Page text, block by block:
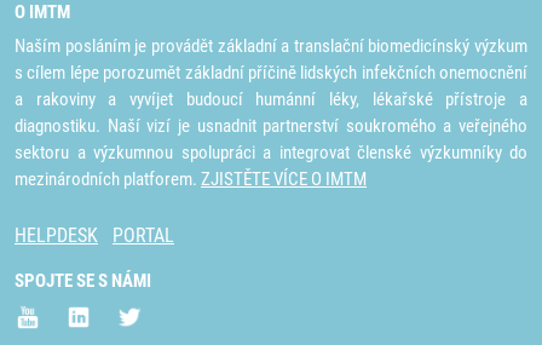
O IMTM
Naším posláním je provádět základní a translační biomedicínský výzkum
s cílem lépe porozumět základní příčině lidských infekčních onemocnění
a rakoviny a vyvíjet budoucí humánní léky, lékařské přístroje a
diagnostiku. Naší vizí je usnadnit partnerství soukromého a veřejného
sektoru a výzkumnou spolupráci a integrovat členské výzkumníky do
mezinárodních platforem. ZJISTĚTE VÍCE O IMTM
HELPDESK PORTAL
SPOJTE SE S NÁMI